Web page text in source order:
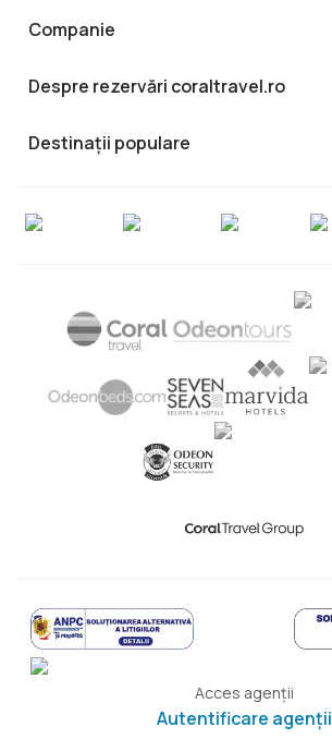
Companie
Despre rezervări coraltravel.ro
Destinații populare
Acces agenții
Autentificare agenții